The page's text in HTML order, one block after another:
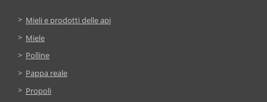
Mieli e prodotti delle api
Miele
Polline
Pappa reale
Propoli